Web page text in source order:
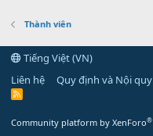
Thành viên
Tiếng Việt (VN)
Liên hệ
Quy định và Nội quy
R
Community platform by XenForo®